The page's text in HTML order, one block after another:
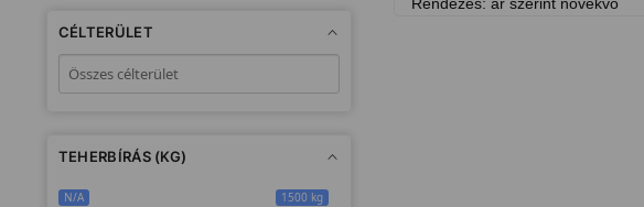
CÉLTERÜLET
TEHERBÍRÁS (KG)
N/A 1500 kg